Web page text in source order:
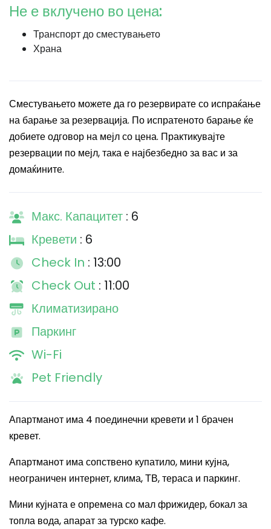
Не е вклучено во цена:
Транспорт до сместувањето
Храна
Сместувањето можете да го резервирате со испраќање
на барање за резервација. По испратеното барање ќе
добиете одговор на мејл со цена. Практикувајте
резервации по мејл, така е најбезбедно за вас и за
домаќините.
Макс. Капацитет : 6
Кревети : 6
Check In : 13:00
Check Out : 11:00
Климатизирано
Паркинг
Wi-Fi
Pet Friendly
Апартманот има 4 поединечни кревети и 1 брачен
кревет.
Апартманот има сопствено купатило, мини кујна,
неограничен интернет, клима, ТВ, тераса и паркинг.
Мини кујната е опремена со мал фрижидер, бокал за
топла вода, апарат за турско кафе.